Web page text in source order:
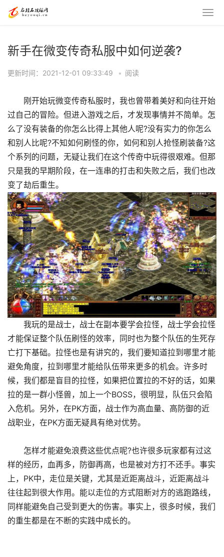
新手在微变传奇私服中如何逆袭?
更新时间：2021-12-01 09:33:49 • 阅读
刚开始玩微变传奇私服时，我也曾带着美好和向往开始
过自己的冒险。但进入游戏之后，才发现事情并不简单。怎
么了没有装备的你怎么比得上其他人呢?没有实力的你怎么
和别人比呢?不知如何刷怪的你，如何和别人抢怪刷装备?这
个系列的问题，无疑让我们在这个传奇中玩得很艰难。但那
只是我的早期阶段，在一连串的打击和失败之后，我们也改
变了劫后重生。
我玩的是战士，战士在副本要学会拉怪，战士学会拉怪
才能保证整个队伍刷怪的效率，同时也为整个队伍的生死存
亡打下基础。拉怪也是有讲究的，我们要知道拉到哪里才能
避免角度，拉到哪里才能给队伍带来更多的机会。许多时
候，我们都是盲目的拉怪，如果把位置拉的不好的话，如果
拉的是一群小怪兽，加上一个BOSS，很明显，队伍只会陷
入危机。另外，在PK方面，战士作为高血量、高防御的近
战职业，在PK方面无疑具有绝对优势。
怎样才能避免浪费这些优点呢?也许很多玩家都有过这
样的经历，血再多，防御再高，也是被对方打不还手。事实
上，PK中，走位是关键，尤其是近距离战斗，近距离战斗
往往起到很大作用。能以走位的方式阻断对方的逃跑路线，
同样能避免自己受到更大的伤害。事实上，很多时候，我们
的重生都是在不断的实践中成长的。